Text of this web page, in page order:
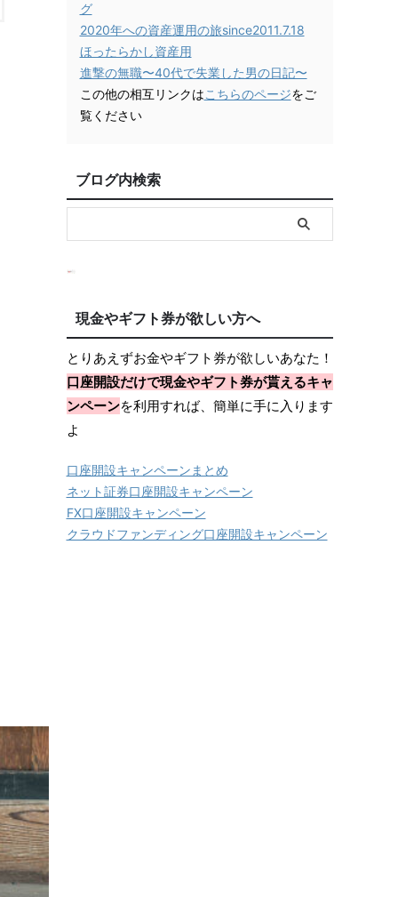
グ
2020年への資産運用の旅since2011.7.18
ほったらかし資産用
進撃の無職〜40代で失業した男の日記〜
この他の相互リンクはこちらのページをご
覧ください
ブログ内検索
現金やギフト券が欲しい方へ
とりあえずお金やギフト券が欲しいあなた！
口座開設だけで現金やギフト券が貰えるキャ
ンペーンを利用すれば、簡単に手に入ります
よ
口座開設キャンペーンまとめ
ネット証券口座開設キャンペーン
FX口座開設キャンペーン
クラウドファンディング口座開設キャンペーン